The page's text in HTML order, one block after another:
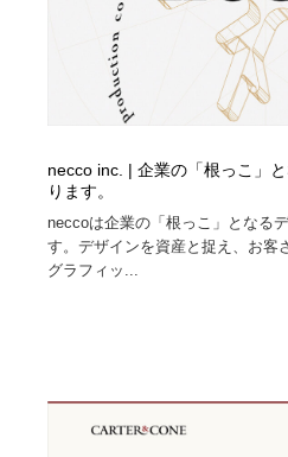
necco inc. | 企業の「根っこ」
ります。
neccoは企業の「根っこ」となる
す。デザインを資産と捉え、お客
グラフィッ...